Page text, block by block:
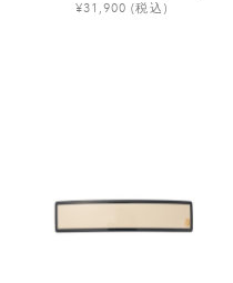
¥31,900 (税込)